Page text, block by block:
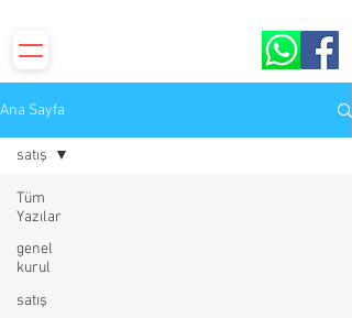
Ana Sayfa
Tüm
Yazılar
genel
kurul
satış
satış